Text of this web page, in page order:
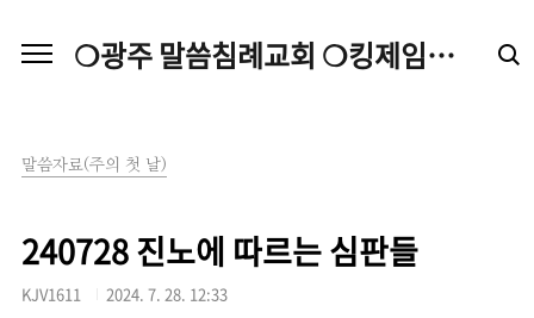
❍광주 말씀침례교회 ❍킹제임스성경 ❍독립침례교회
말씀자료(주의 첫 날)
240728 진노에 따르는 심판들
KJV1611 2024. 7. 28. 12:33